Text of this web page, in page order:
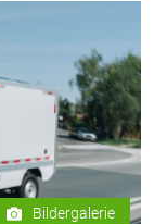
Bildergalerie